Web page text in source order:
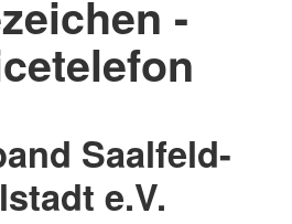
-
Saalfeld-
e.V.